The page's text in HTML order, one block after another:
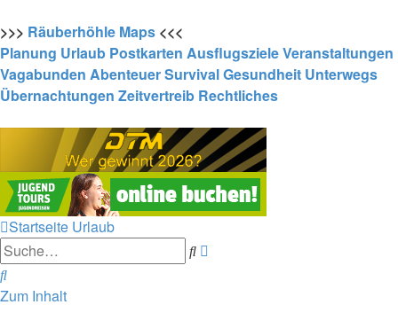
>>> Räuberhöhle Maps <<<
Planung Urlaub Postkarten AusflugszieleVeranstaltungen
Vagabunden AbenteuerSurvivalGesundheit Unterwegs
Übernachtungen Zeitvertreib Rechtliches
Startseite Urlaub
Suche
Suche
Zum Inhalt